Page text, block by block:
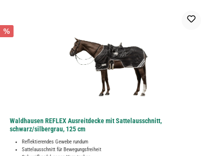
%
Waldhausen REFLEX Ausreitdecke mit Sattelausschnitt,
schwarz/silbergrau, 125 cm
Reflektierendes Gewebe rundum
Sattelausschnitt für Bewegungsfreiheit